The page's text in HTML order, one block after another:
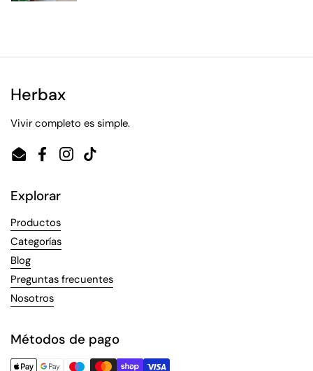
Herbax
Vivir completo es simple.
EmailFacebook
Instagram
TikTok
Explorar
Productos
Categorías
Blog
Preguntas frecuentes
Nosotros
Métodos de pago